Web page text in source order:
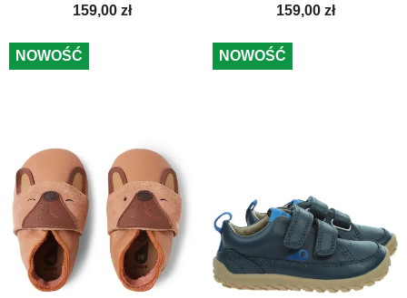
Cena
159,00 zł Cena
159,00 zł
NOWOŚĆ NOWOŚĆ